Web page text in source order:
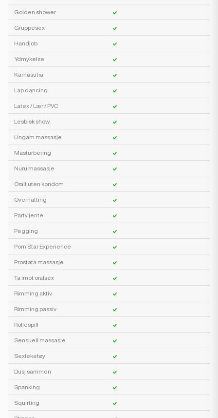
Golden shower
Gruppesex
Handjob
Ydmykelse
Kamasutra
Lap dancing
Latex / Lær / PVC
Lesbisk show
Lingam massasje
Masturbering
Nuru massasje
Oralt uten kondom
Overnatting
Party jente
Pegging
Porn Star Experience
Prostata massasje
Ta imot oralsex
Rimming aktiv
Rimming passiv
Rollespill
Sensuell massasje
Sexleketøy
Dusj sammen
Spanking
Squirting